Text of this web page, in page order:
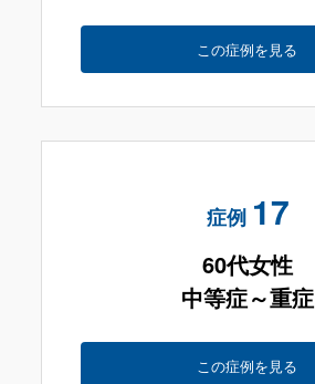
この症例を見る
症例 17
60代女性
中等症～重症
この症例を見る